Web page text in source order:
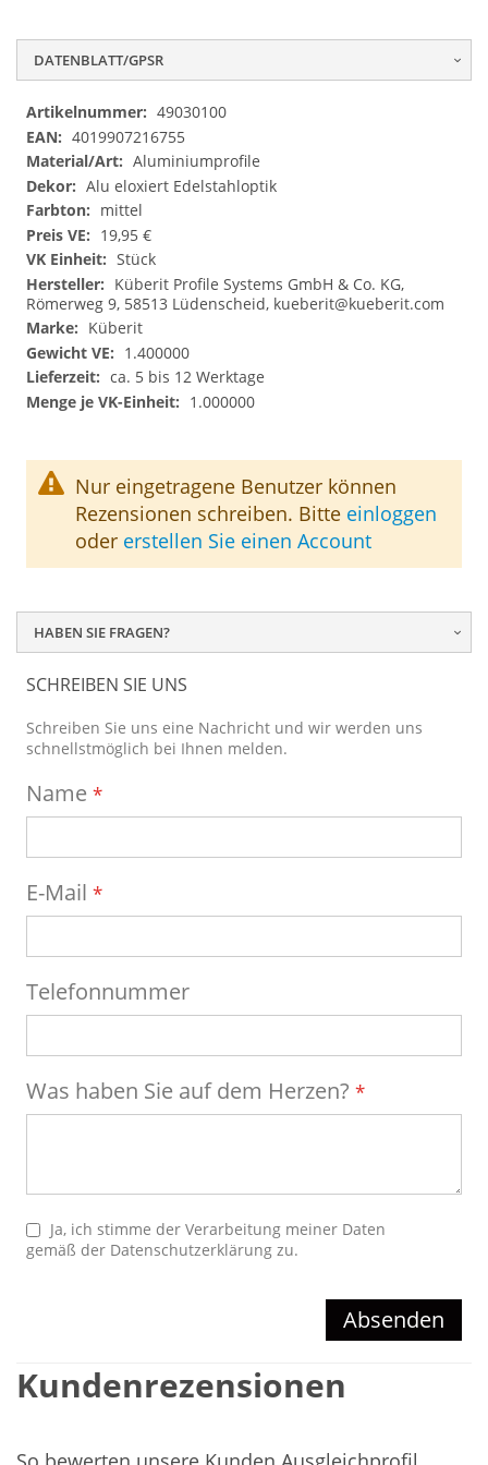
DATENBLATT/GPSR
Datenblatt/GPSR 49030100
4019907216755
Aluminiumprofile
Alu eloxiert Edelstahloptik
mittel
19,95 €
Stück
Küberit Profile Systems GmbH & Co. KG,
Römerweg 9, 58513 Lüdenscheid, kueberit@kueberit.com
Küberit
1.400000
ca. 5 bis 12 Werktage
1.000000
Nur eingetragene Benutzer können
Rezensionen schreiben. Bitte einloggen
oder erstellen Sie einen Account
HABEN SIE FRAGEN?
SCHREIBEN SIE UNS
Schreiben Sie uns eine Nachricht und wir werden uns
schnellstmöglich bei Ihnen melden.
Name
E-Mail
Telefonnummer
Was haben Sie auf dem Herzen?
Ja, ich stimme der Verarbeitung meiner Daten
gemäß der Datenschutzerklärung zu.
Absenden
Kundenrezensionen